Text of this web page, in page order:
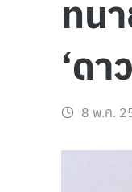
ทน
‘ด
8 พ.ค.